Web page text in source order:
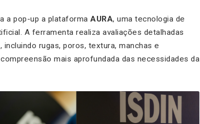
a pop-up a plataforma AURA, uma tecnologia de
A ferramenta realiza avaliações detalhadas
rugas, poros, textura, manchas e
mais aprofundada das necessidades da